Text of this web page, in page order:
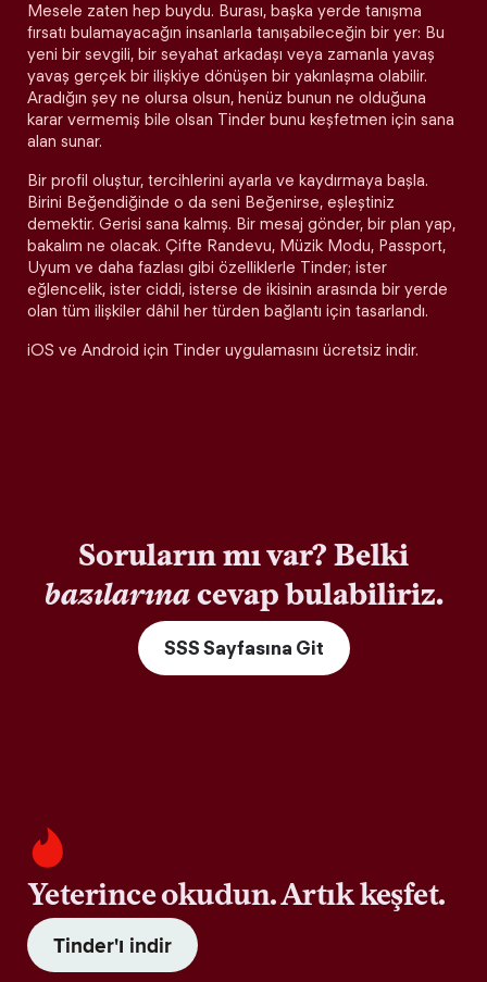
Mesele zaten hep buydu. Burası, başka yerde tanışma
fırsatı bulamayacağın insanlarla tanışabileceğin bir yer: Bu
yeni bir sevgili, bir seyahat arkadaşı veya zamanla yavaş
yavaş gerçek bir ilişkiye dönüşen bir yakınlaşma olabilir.
Aradığın şey ne olursa olsun, henüz bunun ne olduğuna
karar vermemiş bile olsan Tinder bunu keşfetmen için sana
alan sunar.
Bir profil oluştur, tercihlerini ayarla ve kaydırmaya başla.
Birini Beğendiğinde o da seni Beğenirse, eşleştiniz
demektir. Gerisi sana kalmış. Bir mesaj gönder, bir plan yap,
bakalım ne olacak. Çifte Randevu, Müzik Modu, Passport,
Uyum ve daha fazlası gibi özelliklerle Tinder; ister
eğlencelik, ister ciddi, isterse de ikisinin arasında bir yerde
olan tüm ilişkiler dâhil her türden bağlantı için tasarlandı.
iOS ve Android için Tinder uygulamasını ücretsiz indir.
Soruların mı var? Belki
bazılarınacevap bulabiliriz.
SSS Sayfasına Git
Yeterince okudun. Artık keşfet.
Tinder'ı indir